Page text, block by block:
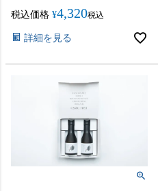
税込価格 ¥4,320税込
詳細を見る